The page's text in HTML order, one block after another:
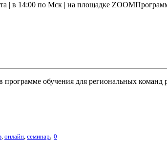
в 14:00 по Мск | на площадке
обучения для региональных команд
, онлайн, семинар, 0